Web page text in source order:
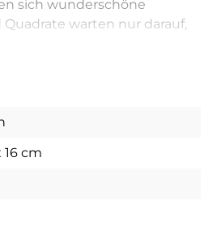
sich wunderschöne
Quadrate warten nur darauf,
ist eine der
verschmolzen werden
Steckplatten
16 cm